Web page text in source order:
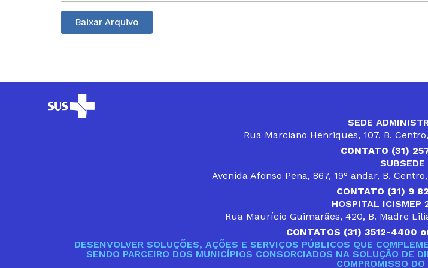
Baixar Arquivo
SEDE
Rua Marciano Henriques, 107, B.
CONTATO (31)
SUBSEDE
Avenida Afonso Pena, 867, 19° andar, B.
CONTATO (31) 9
HOSPITAL ICISMEP
Rua Maurício Guimarães, 420, B. Madre
CONTATOS (31) 3512-4400
DESENVOLVER SOLUÇÕES, AÇÕES E SERVIÇOS PÚBLICOS QUE
SENDO PARCEIRO DOS MUNICÍPIOS CONSORCIADOS NA SOLUÇÃO DE
COMPROMISSO DO